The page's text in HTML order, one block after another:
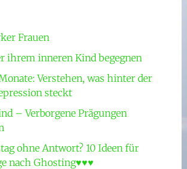
Frauen
ihrem inneren Kind begegnen
Verstehen, was hinter der
steckt
– Verborgene Prägungen
ohne Antwort? 10 Ideen für
nach Ghosting♥♥♥